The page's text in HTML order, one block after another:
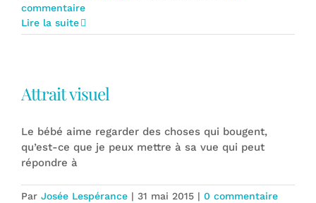
commentaire
Lire la suite
Attrait visuel
Le bébé aime regarder des choses qui bougent,
qu’est-ce que je peux mettre à sa vue qui peut
répondre à
Par Josée Lespérance | 31 mai 2015 | 0 commentaire